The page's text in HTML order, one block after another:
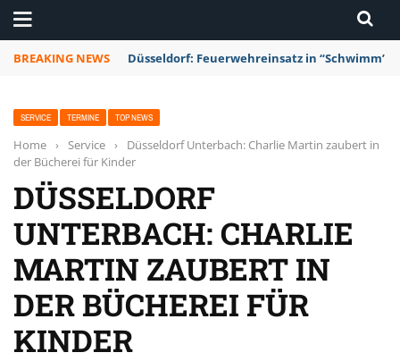
BREAKING NEWS Düsseldorf: Feuerwehreinsatz in “Schwimm’
SERVICE TERMINE TOP NEWS
Home › Service ›
Düsseldorf Unterbach: Charlie Martin zaubert in
der Bücherei für Kinder
DÜSSELDORF
UNTERBACH: CHARLIE
MARTIN ZAUBERT IN
DER BÜCHEREI FÜR
KINDER